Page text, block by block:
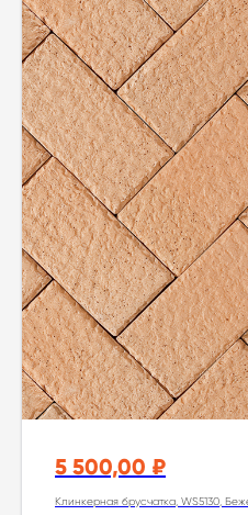
5 500,00 ₽
Клинкерная брусчатка, WS5130,